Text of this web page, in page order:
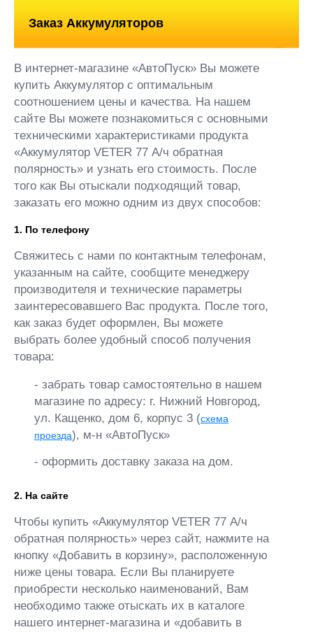
Заказ Аккумуляторов
В интернет-магазине «АвтоПуск» Вы можете
купить Аккумулятор с оптимальным
соотношением цены и качества. На нашем
сайте Вы можете познакомиться с основными
техническими характеристиками продукта
«Аккумулятор VETER 77 А/ч обратная
полярность» и узнать его стоимость. После
того как Вы отыскали подходящий товар,
заказать его можно одним из двух способов:
1. По телефону
Свяжитесь с нами по контактным телефонам,
указанным на сайте, сообщите менеджеру
производителя и технические параметры
заинтересовавшего Вас продукта. После того,
как заказ будет оформлен, Вы можете
выбрать более удобный способ получения
товара:
- забрать товар самостоятельно в нашем
магазине по адресу: г. Нижний Новгород,
ул. Кащенко, дом 6, корпус 3 (схема
проезда), м-н «АвтоПуск»
- оформить доставку заказа на дом.
2. На сайте
Чтобы купить «Аккумулятор VETER 77 А/ч
обратная полярность» через сайт, нажмите на
кнопку «Добавить в корзину», расположенную
ниже цены товара. Если Вы планируете
приобрести несколько наименований, Вам
необходимо также отыскать их в каталоге
нашего интернет-магазина и «добавить в